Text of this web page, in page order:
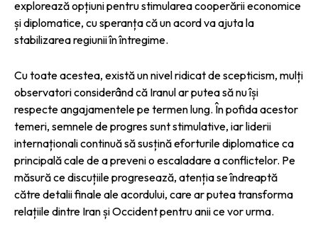
explorează opțiuni pentru stimularea cooperării economice
și diplomatice, cu speranța că un acord va ajuta la
stabilizarea regiunii în întregime.
Cu toate acestea, există un nivel ridicat de scepticism, mulți
observatori considerând că Iranul ar putea să nu își
respecte angajamentele pe termen lung. În pofida acestor
temeri, semnele de progres sunt stimulative, iar liderii
internaționali continuă să susțină eforturile diplomatice ca
principală cale de a preveni o escaladare a conflictelor. Pe
măsură ce discuțiile progresează, atenția se îndreaptă
către detalii finale ale acordului, care ar putea transforma
relațiile dintre Iran și Occident pentru anii ce vor urma.